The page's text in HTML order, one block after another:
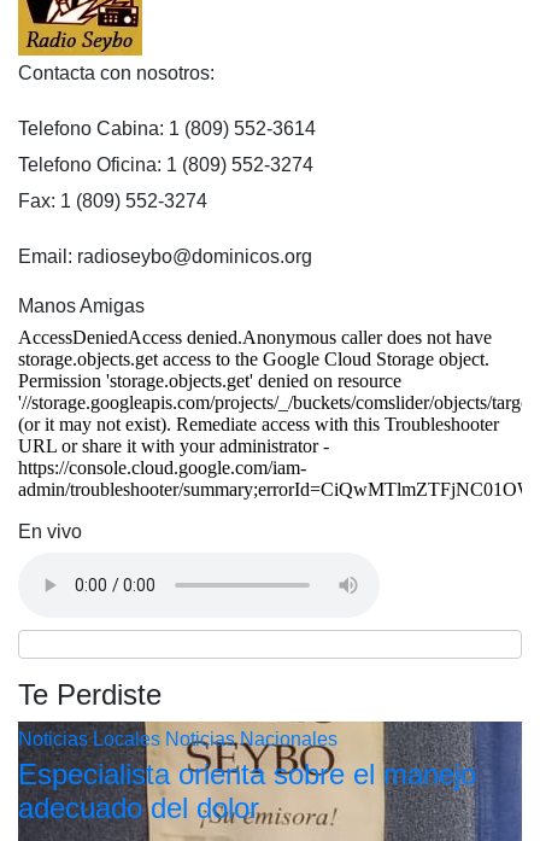
Contacta con nosotros:
Telefono Cabina: 1 (809) 552-3614
Telefono Oficina: 1 (809) 552-3274
Fax: 1 (809) 552-3274
Email: radioseybo@dominicos.org
Manos Amigas
En vivo
Te Perdiste
Noticias Locales Noticias Nacionales
Especialista orienta sobre el manejo
adecuado del dolor